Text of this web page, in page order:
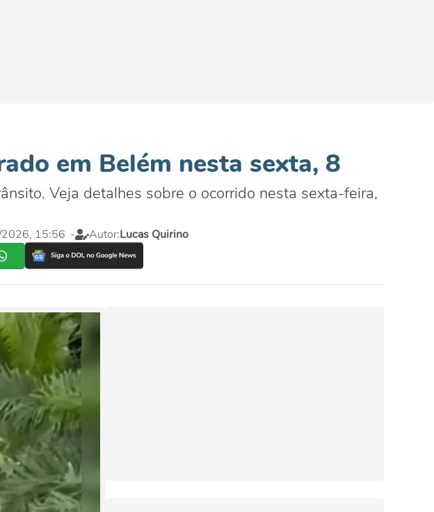
em Belém nesta sexta, 8
Veja detalhes sobre o ocorrido nesta sexta-feira,
15:56 - Autor:Lucas Quirino